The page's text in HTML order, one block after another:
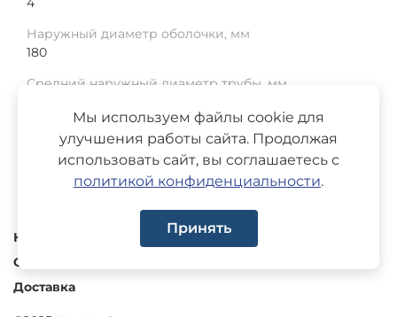
Наружный диаметр оболочки, мм
180
Средний наружный диаметр трубы, мм
Среднее отклонение, мм
Каталог
О компании
Доставка
Мы используем файлы cookie для
улучшения работы сайта. Продолжая
использовать сайт, вы соглашаетесь с
политикой конфиденциальности.
Принять